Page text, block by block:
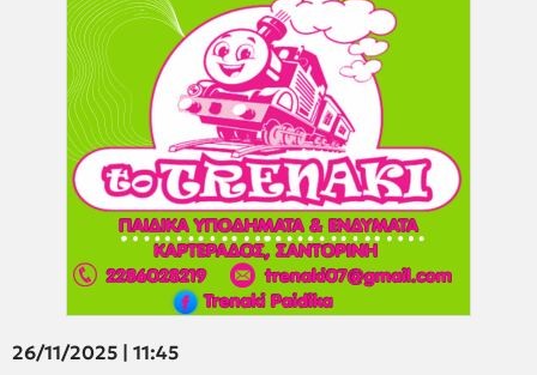
26/11/2025 | 11:45